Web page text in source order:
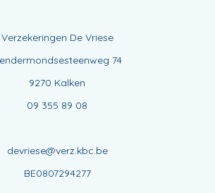
Verzekeringen De Vriese
74
9270 Kalken
09 355 89 08
devriese@verz.kbc.be
BE0807294277